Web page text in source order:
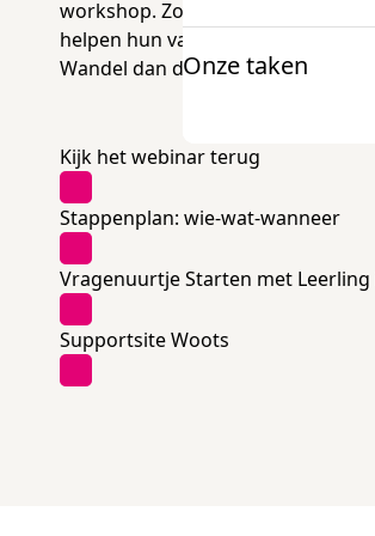
Onze taken
Informatie
mbo Engels
Onderzoek
workshop. Zodat jij vlekkeloos de
helpen hun vaardigheden verder
Wandel dan door de supportsite.
Kijk het webinar terug
Stappenplan: wie-wat-wanneer
Vragenuurtje Starten met Leerling
Supportsite Woots